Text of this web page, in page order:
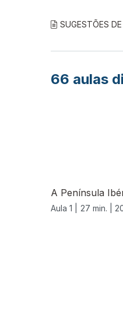
SUGESTÕES
66 aulas
A Península
Aula 1 | 27 min. |